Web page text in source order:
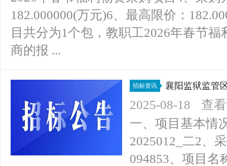
182.000000(万元)6、最高限价：
目共分为1个包，教职工2026年春节
商的报 ...
招标资讯
襄阳监狱监管
判公告
2025-08-18
查
一、项目基本情
2025012_二2、
094853、项目名